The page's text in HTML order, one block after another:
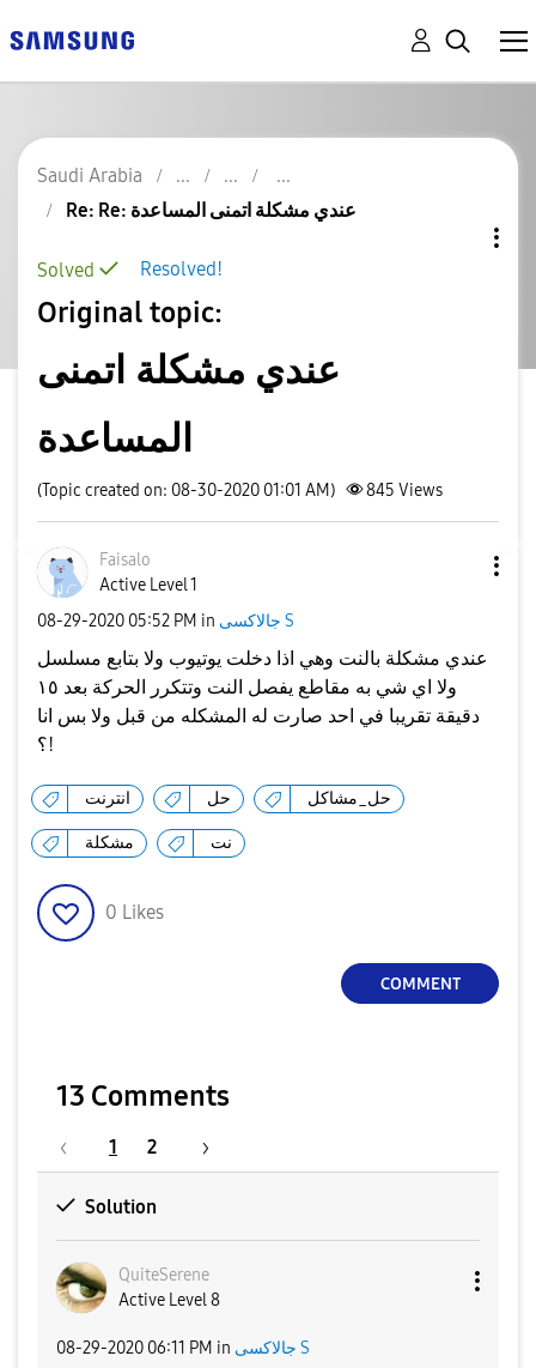
Saudi Arabia
Re: Re: عندي مشكلة اتمنى المساعدة
Resolved!
Solved
Original topic:
عندي مشكلة اتمنى
المساعدة
(Topic created on: 08-30-2020 01:01 AM) 845 Views
Faisalo
Active Level 1
‎08-29-2020 05:52 PM in جالاكسى S
عندي مشكلة بالنت وهي اذا دخلت يوتيوب ولا بتابع مسلسل
ولا اي شي به مقاطع يفصل النت وتتكرر الحركة بعد ١٥
دقيقة تقريبا في احد صارت له المشكله من قبل ولا بس انا
؟!
انترنت حل حل_مشاكل
مشكلة نت
0 Likes
COMMENT
13 Comments
1 2
Solution
QuiteSerene
Active Level 8
‎08-29-2020 06:11 PM in جالاكسى S